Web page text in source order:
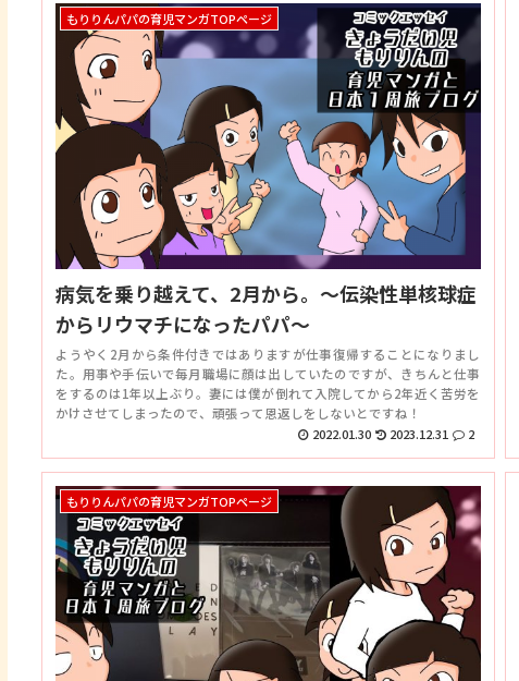
もりりんパパの育児マンガTOPページ
病気を乗り越えて、2月から。～伝染性単核球症
からリウマチになったパパ～
ようやく2月から条件付きではありますが仕事復帰することになりまし
た。用事や手伝いで毎月職場に顔は出していたのですが、きちんと仕事
をするのは1年以上ぶり。妻には僕が倒れて入院してから2年近く苦労を
かけさせてしまったので、頑張って恩返しをしないとですね！
2022.01.30
2023.12.31 2
もりりんパパの育児マンガTOPページ